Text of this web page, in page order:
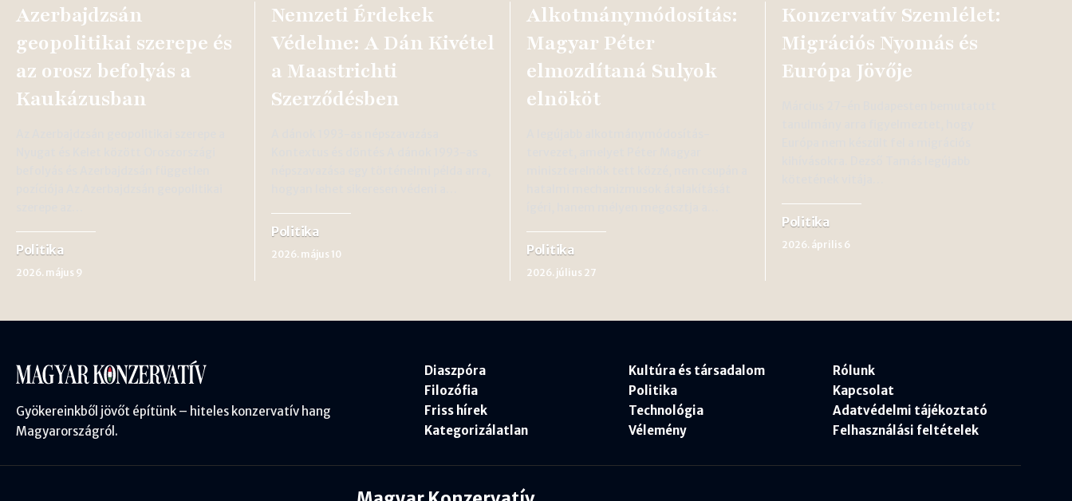
Azerbajdzsán
geopolitikai szerepe és
az orosz befolyás a
Kaukázusban
Politika
2026. május 9
Nemzeti Érdekek
Védelme: A Dán Kivétel
a Maastrichti
Szerződésben
Politika
2026. május 10
Alkotmánymódosítás:
Magyar Péter
elmozdítaná Sulyok
elnököt
Politika
2026. július 27
Konzervatív Szemlélet:
Migrációs Nyomás és
Európa Jövője
Politika
2026. április 6
Gyökereinkből jövőt építünk – hiteles konzervatív hang
Magyarországról.
Diaszpóra
Filozófia
Friss hírek
Kategorizálatlan
Kultúra és társadalom
Politika
Technológia
Vélemény
Rólunk
Kapcsolat
Adatvédelmi tájékoztató
Felhasználási feltételek